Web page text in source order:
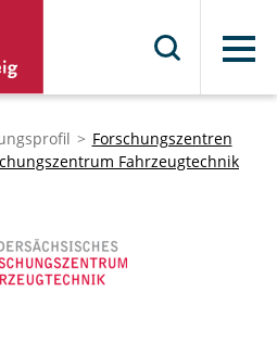
Menü
Forschungszentren
Fahrzeugtechnik